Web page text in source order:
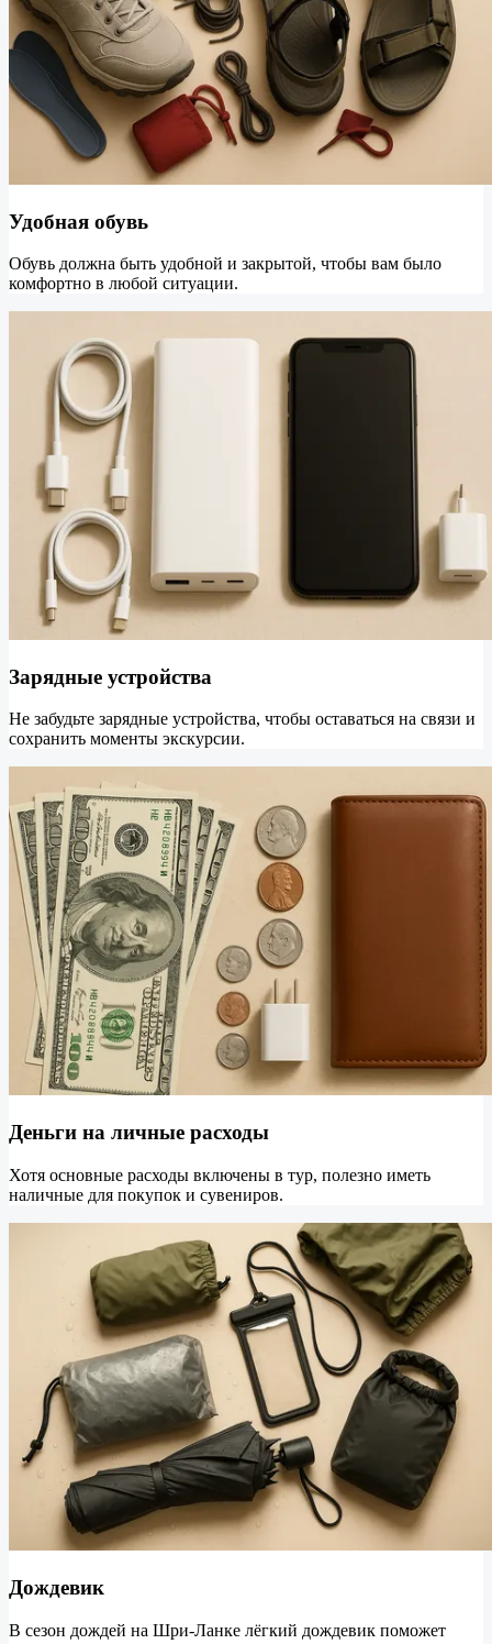
Удобная обувь
Обувь должна быть удобной и закрытой, чтобы вам было
комфортно в любой ситуации.
Зарядные устройства
Не забудьте зарядные устройства, чтобы оставаться на связи и
сохранить моменты экскурсии.
Деньги на личные расходы
Хотя основные расходы включены в тур, полезно иметь
наличные для покупок и сувениров.
Дождевик
В сезон дождей на Шри-Ланке лёгкий дождевик поможет